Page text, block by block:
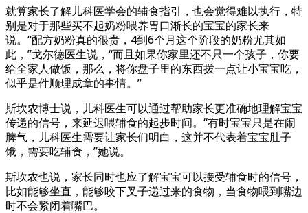
就算家长了解儿科医学会的辅食指引，也会觉得难以执行，特
别是对于那些买不起奶粉喂养胃口渐长的宝宝的家长来
说。“配方奶粉真的很贵，4到6个月这个阶段的奶粉尤其如
此，”戈尔德医生说，“而且如果你家里还不只一个孩子，你要
给全家人做饭，那么，将你盘子里的东西拨一点让小宝宝吃，
似乎是件顺理成章的事情。”
斯坎农博士说，儿科医生可以通过帮助家长更准确地理解宝宝
传递的信号，来延迟喂辅食的起步时间。“有时宝宝只是在闹
脾气，儿科医生需要让家长们明白，这并不代表着宝宝肚子
饿，需要吃辅食，”她说。
斯坎农也说，家长同时也应了解宝宝可以接受辅食时的信号，
比如能够坐直，能够咬下叉子递过来的食物，当食物喂到嘴边
时不会紧闭着嘴巴。